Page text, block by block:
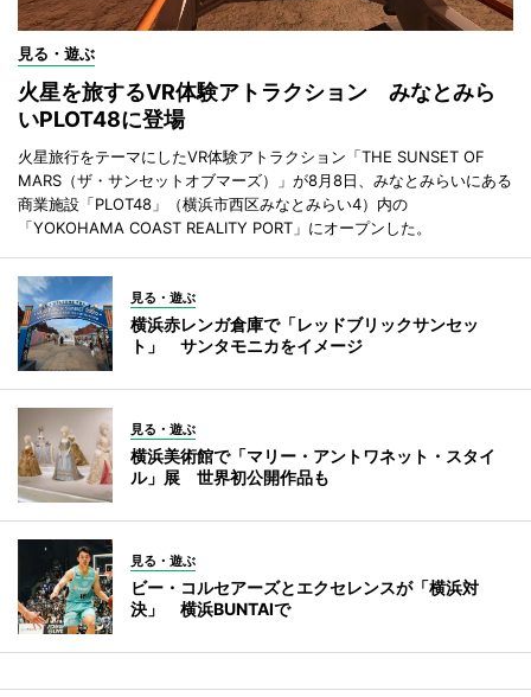
見る・遊ぶ
火星を旅するVR体験アトラクション みなとみら
いPLOT48に登場
火星旅行をテーマにしたVR体験アトラクション「THE SUNSET OF
MARS（ザ・サンセットオブマーズ）」が8月8日、みなとみらいにある
商業施設「PLOT48」（横浜市西区みなとみらい4）内の
「YOKOHAMA COAST REALITY PORT」にオープンした。
見る・遊ぶ
横浜赤レンガ倉庫で「レッドブリックサンセッ
ト」 サンタモニカをイメージ
見る・遊ぶ
横浜美術館で「マリー・アントワネット・スタイ
ル」展 世界初公開作品も
見る・遊ぶ
ビー・コルセアーズとエクセレンスが「横浜対
決」 横浜BUNTAIで